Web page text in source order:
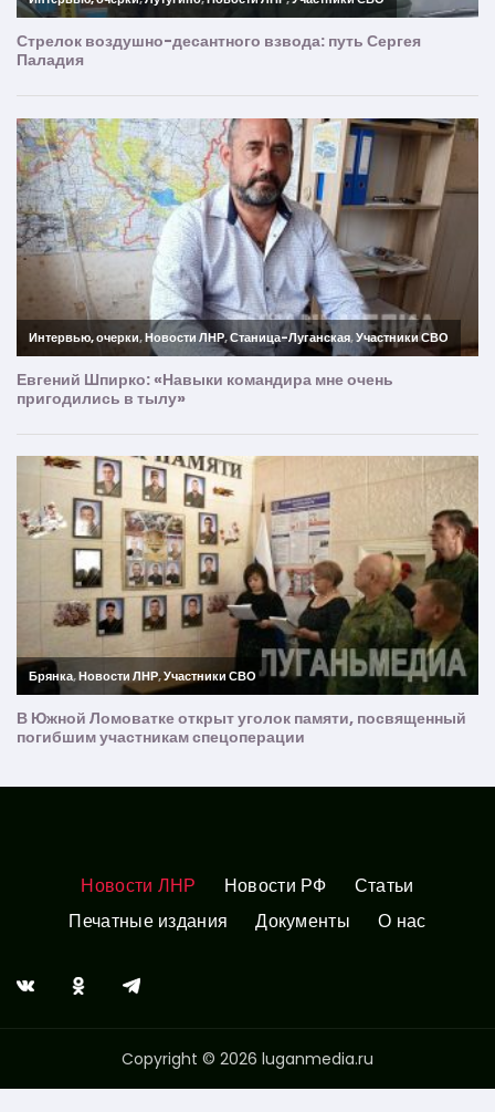
Новости ЛНР Новости РФ
Статьи
Печатные издания
Документы О нас
Copyright © 2026 luganmedia.ru